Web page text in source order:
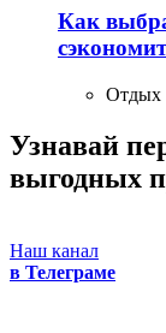
Как
Отдых
Узнавай
выгодных
Наш канал
в Телеграме